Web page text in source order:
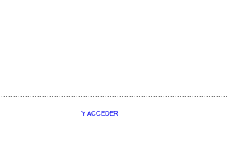
Y ACCEDER